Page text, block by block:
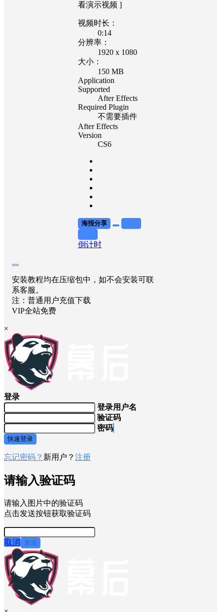
看演示视频 ]
视频时长：
0:14
分辨率：
1920 x 1080
大小：
150 MB
Application
Supported
After Effects
Required Plugin
不需要插件
After Effects
Version
CS6
海报分享
倒计时
安装教程均在压缩包中，如不会安装可联
系客服。
注：普通用户充值下载
VIP全站免费
×
登录
登录用户名
验证码
密码
快速登录
忘记密码？ 新用户？ 注册
请输入验证码
请输入图片中的验证码
点击发送按钮获取验证码
取消 发送